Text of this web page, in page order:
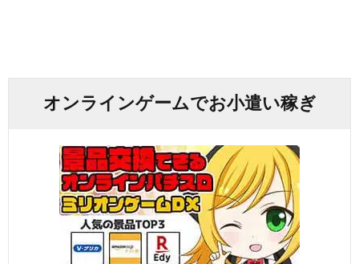
オンラインゲームでお小遣い稼ぎ